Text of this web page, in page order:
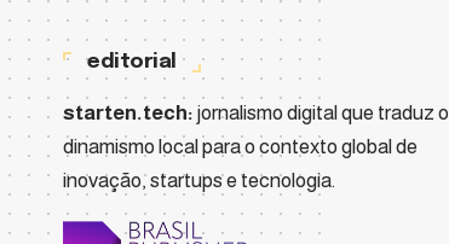
editorial
starten.tech: jornalismo digital que traduz o
dinamismo local para o contexto global de
inovação, startups e tecnologia.